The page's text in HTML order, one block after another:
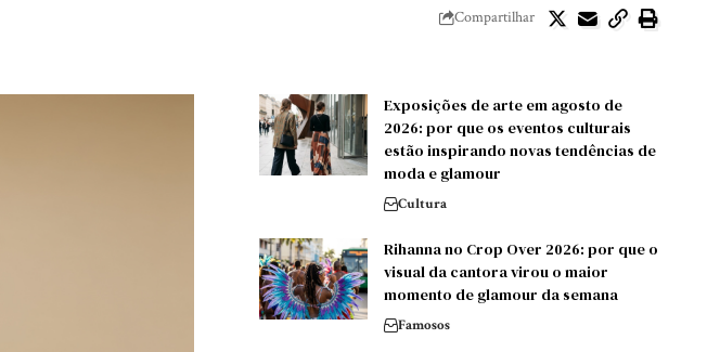
Compartilhar
Exposições de arte em agosto de
2026: por que os eventos culturais
estão inspirando novas tendências de
moda e glamour
Cultura
Rihanna no Crop Over 2026: por que o
visual da cantora virou o maior
momento de glamour da semana
Famosos